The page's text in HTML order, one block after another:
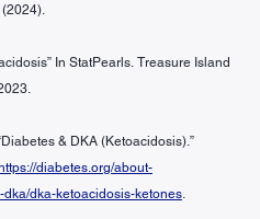
In StatPearls. Treasure Island
& DKA (Ketoacidosis).”
diabetes.org/about-
dka-ketoacidosis-ketones